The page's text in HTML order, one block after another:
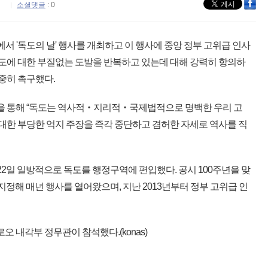
소셜댓글 : 0
'독도의 날' 행사를 개최하고 이 행사에 중앙 정부 고위급 인사
에 대한 부질없는 도발을 반복하고 있는데 대해 강력히 항의하
히 촉구했다.
통해 “독도는 역사적‧지리적‧국제법적으로 명백한 우리 고
한 부당한 억지 주장을 즉각 중단하고 겸허한 자세로 역사를 직
일 일방적으로 독도를 행정구역에 편입했다. 공시 100주년을 맞
정해 매년 행사를 열어왔으며, 지난 2013년부터 정부 고위급 인
내각부 정무관이 참석했다.(konas)